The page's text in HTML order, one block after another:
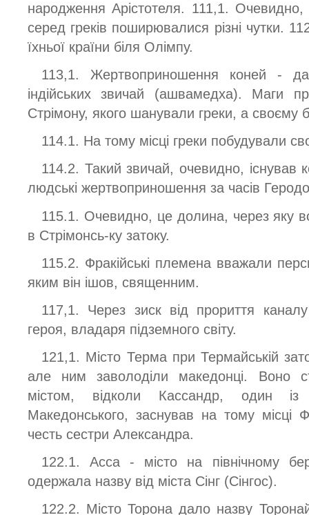
народження Арістотеля. 111,1.
серед греків поширювалися різні чутки.
їхньої країни біля Олімпу.
113,1. Жертвоприношення коней -
індійських звичай (ашвамедха). Маги
Стрімону, якого шанували греки, а своєму
114.1. На тому місці греки побудували
114.2. Такий звичай, очевидно, існував
людські жертвоприношення за часів
115.1. Очевидно, це долина, через яку
в Стрімонсь-ку затоку.
115.2. Фракійські племена вважали
яким він ішов, священним.
117,1. Через зиск від прориття
героя, владаря підземного світу.
121,1. Місто Терма при Термайській
але ним заволоділи македонці. Воно
містом, відколи Кассандр, один із
Македонського, заснував на тому місці
честь сестри Александра.
122.1. Асса - місто на північному
одержала назву від міста Сінг (Сінгос).
122.2. Місто Торона дало назву